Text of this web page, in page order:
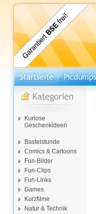
Kuriose
Geschenkideen
Bastelstunde
Comics & Cartoons
Fun-Bilder
Fun-Clips
Fun-Links
Games
Kurzfilme
Natur & Technik